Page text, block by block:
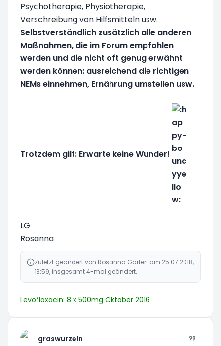
Psychotherapie, Physiotherapie,
Verschreibung von Hilfsmitteln usw.
Selbstverständlich zusätzlich alle anderen
Maßnahmen, die im Forum empfohlen
werden und die nicht oft genug erwähnt
werden können: ausreichend die richtigen
NEMs einnehmen, Ernährung umstellen usw.
Trotzdem gilt: Erwarte keine Wunder!
LG
Rosanna
Zuletzt geändert von Rosanna Garten am 25.07.2018,
13:59, insgesamt 4-mal geändert.
Levofloxacin: 8 x 500mg Oktober 2016
graswurzeln